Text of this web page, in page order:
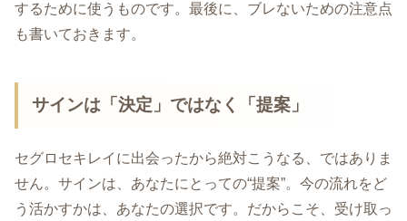
するために使うものです。最後に、ブレないための注意点
も書いておきます。
サインは「決定」ではなく「提案」
セグロセキレイに出会ったから絶対こうなる、ではありま
せん。サインは、あなたにとっての“提案”。今の流れをど
う活かすかは、あなたの選択です。だからこそ、受け取っ